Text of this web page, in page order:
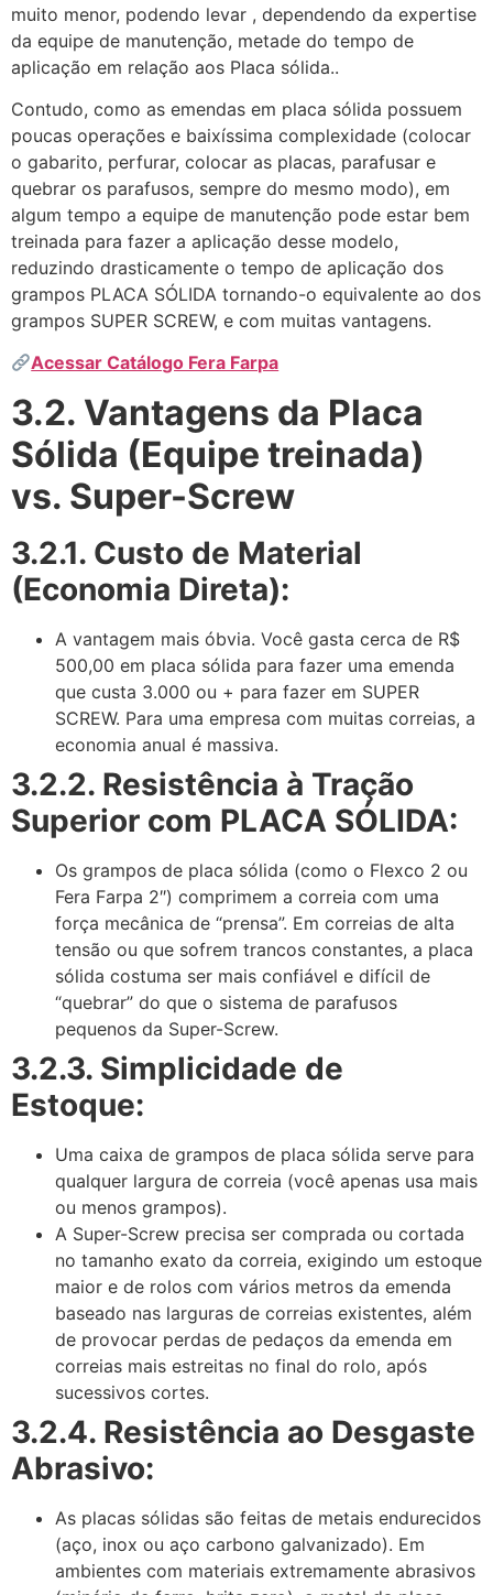
muito menor, podendo levar , dependendo da expertise
da equipe de manutenção, metade do tempo de
aplicação em relação aos Placa sólida..
Contudo, como as emendas em placa sólida possuem
poucas operações e baixíssima complexidade (colocar
o gabarito, perfurar, colocar as placas, parafusar e
quebrar os parafusos, sempre do mesmo modo), em
algum tempo a equipe de manutenção pode estar bem
treinada para fazer a aplicação desse modelo,
reduzindo drasticamente o tempo de aplicação dos
grampos PLACA SÓLIDA tornando-o equivalente ao dos
grampos SUPER SCREW, e com muitas vantagens.
Acessar Catálogo Fera Farpa
3.2. Vantagens da Placa
Sólida (Equipe treinada)
vs. Super-Screw
3.2.1. Custo de Material
(Economia Direta):
A vantagem mais óbvia. Você gasta cerca de R$
500,00 em placa sólida para fazer uma emenda
que custa 3.000 ou + para fazer em SUPER
SCREW. Para uma empresa com muitas correias, a
economia anual é massiva.
3.2.2. Resistência à Tração
Superior com PLACA SÓLIDA:
Os grampos de placa sólida (como o Flexco 2 ou
Fera Farpa 2″) comprimem a correia com uma
força mecânica de “prensa”. Em correias de alta
tensão ou que sofrem trancos constantes, a placa
sólida costuma ser mais confiável e difícil de
“quebrar” do que o sistema de parafusos
pequenos da Super-Screw.
3.2.3. Simplicidade de
Estoque:
Uma caixa de grampos de placa sólida serve para
qualquer largura de correia (você apenas usa mais
ou menos grampos).
A Super-Screw precisa ser comprada ou cortada
no tamanho exato da correia, exigindo um estoque
maior e de rolos com vários metros da emenda
baseado nas larguras de correias existentes, além
de provocar perdas de pedaços da emenda em
correias mais estreitas no final do rolo, após
sucessivos cortes.
3.2.4. Resistência ao Desgaste
Abrasivo:
As placas sólidas são feitas de metais endurecidos
(aço, inox ou aço carbono galvanizado). Em
ambientes com materiais extremamente abrasivos